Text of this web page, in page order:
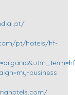
pt/hoteis/hf-
business